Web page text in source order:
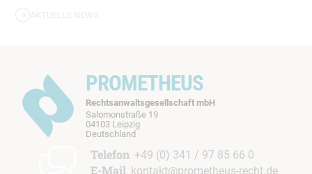
AKTUELLE NEWS
PROMETHEUS
Rechtsanwaltsgesellschaft mbH
Salomonstraße 19
04103 Leipzig
Deutschland
b
Telefon +49 (0) 341 / 97 85 66 0
E-Mail kontakt@prometheus-recht.de